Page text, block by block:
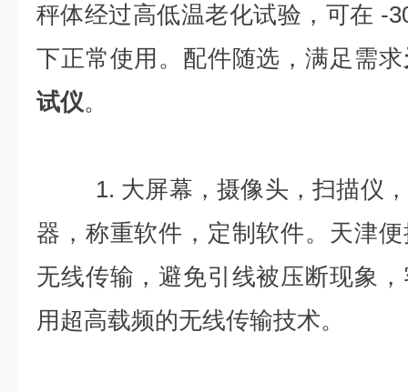
秤体经过高低温老化试验，可在 -
下正常使用。配件随选，满足需求
试仪。
1. 大屏幕，摄像头，扫描仪，
器，称重软件，定制软件。天津
无线传输，避免引线被压断现象
用超高载频的无线传输技术。